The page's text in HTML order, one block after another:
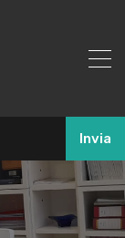
Invia